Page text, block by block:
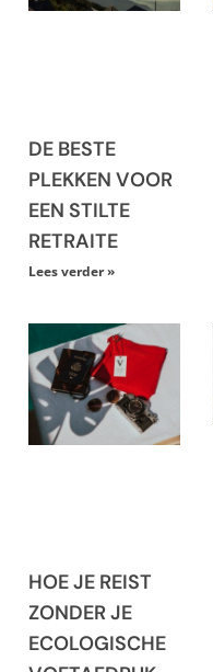
DE BESTE
PLEKKEN VOOR
EEN STILTE
RETRAITE
Lees verder »
HOE JE REIST
ZONDER JE
ECOLOGISCHE